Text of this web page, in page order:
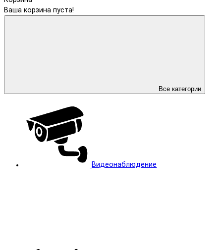
Ваша корзина пуста!
Все категории
Видеонаблюдение